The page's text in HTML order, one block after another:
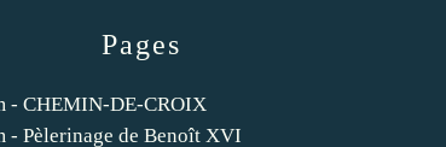
Pages
- CHEMIN-DE-CROIX
- Pèlerinage de Benoît XVI